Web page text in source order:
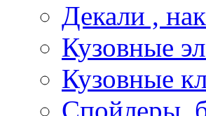
Декали ,
Кузовные
Кузовные